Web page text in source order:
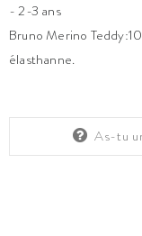
- 2-3 ans
Bruno Merino
élasthanne.
As-tu